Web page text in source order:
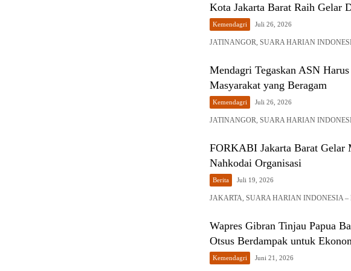
Kota Jakarta Barat Raih Gelar
Kemendagri Juli 26, 2026
JATINANGOR, SUARA HARIAN
Mendagri Tegaskan ASN
Masyarakat yang Beragam
Kemendagri Juli 26, 2026
JATINANGOR, SUARA HARIAN
FORKABI Jakarta Barat
Nahkodai Organisasi
Berita Juli 19, 2026
JAKARTA, SUARA HARIAN INDONESIA –
Wapres Gibran Tinjau Papua
Otsus Berdampak untuk
Kemendagri Juni 21, 2026